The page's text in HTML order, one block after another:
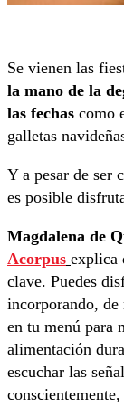
Se vienen las
la mano de la
las fechas como
galletas
Y a pesar de ser
es posible
Magdalena de
Acorpus explica
clave. Puedes
incorporando, de
en tu menú para
alimentación
escuchar las